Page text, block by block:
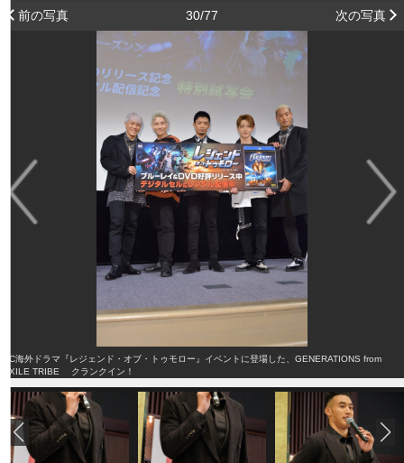
前の写真 30/77 次の写真
DC海外ドラマ『レジェンド・オブ・トゥモロー』イベントに登場した、GENERATIONS from
EXILE TRIBE クランクイン！